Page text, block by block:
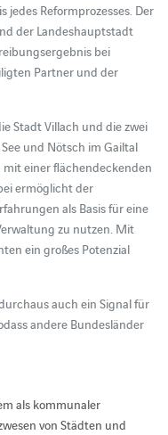
jedes Reformprozesses. Der
der Landeshauptstadt
bei
Partner und der
Stadt Villach und die zwei
und Nötsch im Gailtal
einer flächendeckenden
ermöglicht der
als Basis für eine
zu nutzen. Mit
ein großes Potenzial
auch ein Signal für
andere Bundesländer
als kommunaler
von Städten und